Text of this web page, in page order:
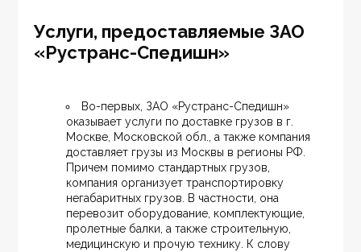
Услуги, предоставляемые ЗАО
«Рустранс-Спедишн»
Во-первых, ЗАО «Рустранс-Спедишн»
оказывает услуги по доставке грузов в г.
Москве, Московской обл., а также компания
доставляет грузы из Москвы в регионы РФ.
Причем помимо стандартных грузов,
компания организует транспортировку
негабаритных грузов. В частности, она
перевозит оборудование, комплектующие,
пролетные балки, а также строительную,
медицинскую и прочую технику. К слову